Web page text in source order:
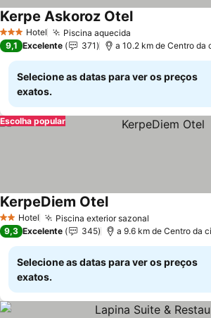
3 EstrelasHotel Piscina aquecida
Kerpe Askoroz OtelVer preços
9,1 Excelente 371 a 10.2 km de Centro da
Selecione as datas para ver os preços
exatos.
Escolha popular
2 Estrelas
Hotel Piscina exterior sazonal
KerpeDiem OtelVer preços
9,3 Excelente 345 a 9.6 km de Centro da
Selecione as datas para ver os preços
exatos.